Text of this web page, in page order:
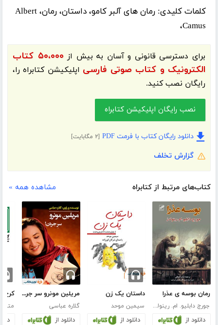
کلمات کلیدی:
رمان های آلبر کامو، داستان، رمان، Albert
Camus،
برای دسترسی قانونی و آسان به بیش از
۵۰،۰۰۰ کتاب
الکترونیک و کتاب صوتی فارسی اپلیکیشنکتابراهرا،
رایگان نصب کنید.
نصب رایگان اپلیکیشن کتابراه
دانلود رایگان کتاب با فرمت PDF [۲ مگابایت]
گزارش تخلف
کتاب‌های مرتبط از کتابراه مشاهده همه »
رمان بوسه ی‌ عذرا
جورج دابلیو. ام. رینولدز
دانلود از
داستان یک زن
سیمین موحد
دانلود از
مریلین مونرو سر جردن!
گلاره عباسی
دانلود از
کرج
متین